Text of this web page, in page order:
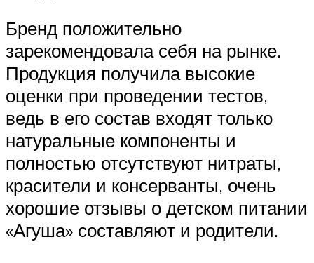
Бренд положительно
зарекомендовала себя на рынке.
Продукция получила высокие
оценки при проведении тестов,
ведь в его состав входят только
натуральные компоненты и
полностью отсутствуют нитраты,
красители и консерванты, очень
хорошие отзывы о детском питании
«Агуша» составляют и родители.